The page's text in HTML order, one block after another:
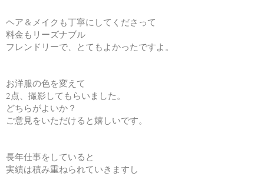
ヘア＆メイクも丁寧にしてくださって
料金もリーズナブル
フレンドリーで、とてもよかったですよ。
お洋服の色を変えて
2点、撮影してもらいました。
どちらがよいか？
ご意見をいただけると嬉しいです。
長年仕事をしていると
実績は積み重ねられていきますし